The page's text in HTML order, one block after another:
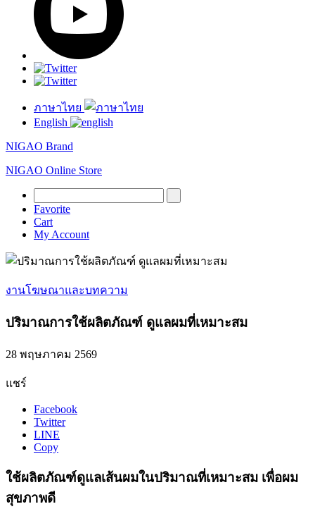
ภาษาไทย
English
NIGAO Brand
NIGAO Online Store
Favorite
Cart
My Account
งานโฆษณาและบทความ
ปริมาณการใช้ผลิตภัณฑ์ ดูแลผมที่เหมาะสม
28 พฤษภาคม 2569
แชร์
Facebook
Twitter
LINE
Copy
ใช้ผลิตภัณฑ์ดูแลเส้นผมในปริมาณที่เหมาะสม เพื่อผม
สุขภาพดี